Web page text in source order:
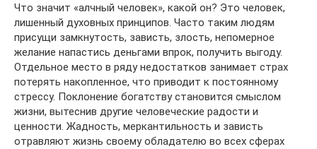
Что значит «алчный человек», какой он? Это человек,
лишенный духовных принципов. Часто таким людям
присущи замкнутость, зависть, злость, непомерное
желание напастись деньгами впрок, получить выгоду.
Отдельное место в ряду недостатков занимает страх
потерять накопленное, что приводит к постоянному
стрессу. Поклонение богатству становится смыслом
жизни, вытеснив другие человеческие радости и
ценности. Жадность, меркантильность и зависть
отравляют жизнь своему обладателю во всех сферах